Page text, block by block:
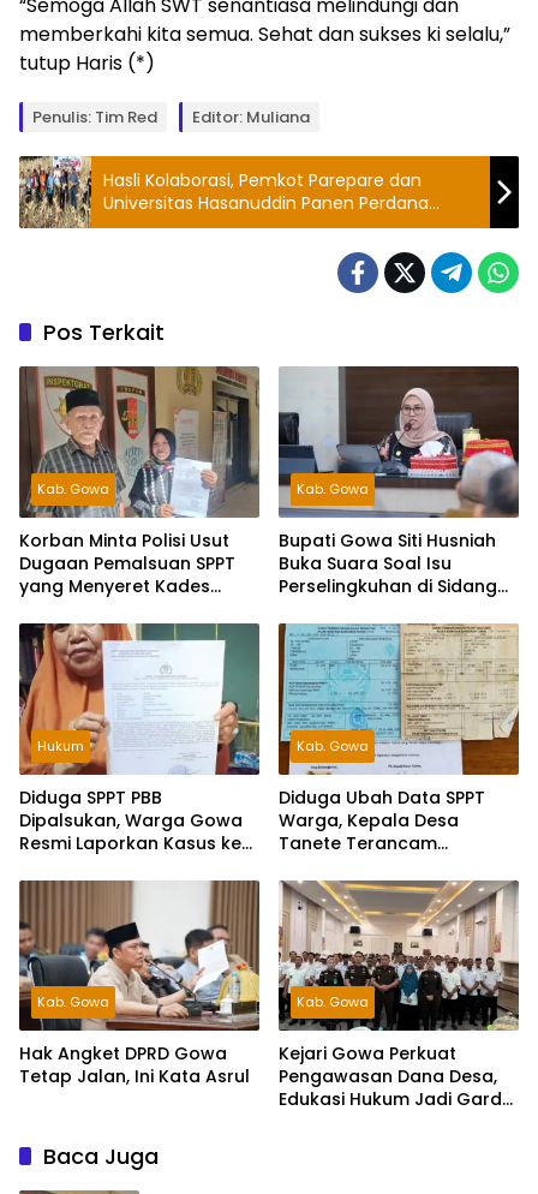
“Semoga Allah SWT senantiasa melindungi dan
memberkahi kita semua. Sehat dan sukses ki selalu,”
tutup Haris (*)
Penulis: Tim Red Editor: Muliana
Hasli Kolaborasi, Pemkot Parepare dan
Universitas Hasanuddin Panen Perdana
Jagung Jago Unhas
Pos Terkait
Kab. Gowa
Korban Minta Polisi Usut
Dugaan Pemalsuan SPPT
yang Menyeret Kades
Kab. Gowa
Bupati Gowa Siti Husniah
Buka Suara Soal Isu
Perselingkuhan di Sidang
Jalur Hukum
Hukum
Diduga SPPT PBB
Dipalsukan, Warga Gowa
Resmi Laporkan Kasus ke
Kab. Gowa
Diduga Ubah Data SPPT
Warga, Kepala Desa
Tanete Terancam
Kab. Gowa
Hak Angket DPRD Gowa
Tetap Jalan, Ini Kata Asrul
Kab. Gowa
Kejari Gowa Perkuat
Pengawasan Dana Desa,
Edukasi Hukum Jadi Garda
Baca Juga